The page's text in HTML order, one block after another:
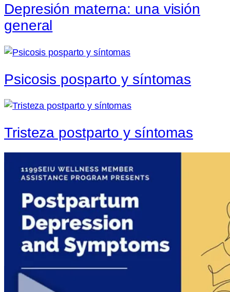
Depresión materna: una visión
general
Psicosis posparto y síntomas
Tristeza postparto y síntomas